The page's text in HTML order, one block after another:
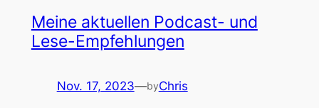
Meine aktuellen Podcast- und
Lese-Empfehlungen
Nov. 17, 2023—byChris